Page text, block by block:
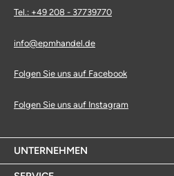
Tel.: +49 208 - 37739770
info@epmhandel.de
Folgen Sie uns auf Facebook
Folgen Sie uns auf Instagram
UNTERNEHMEN